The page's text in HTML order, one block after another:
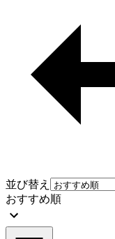
並び替え
おすすめ順